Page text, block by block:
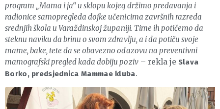
program „Mama i ja“ u sklopu kojeg držimo predavanja i
radionice samopregleda dojke učenicima završnih razreda
srednjih škola u Varaždinskoj županiji. Time ih potičemo da
steknu naviku da brinu o svom zdravlju, a i da potiču svoje
mame, bake, tete da se obavezno odazovu na preventivni
mamografski pregled kada dobiju poziv– rekla je Slava
Borko, predsjednica Mammae kluba.